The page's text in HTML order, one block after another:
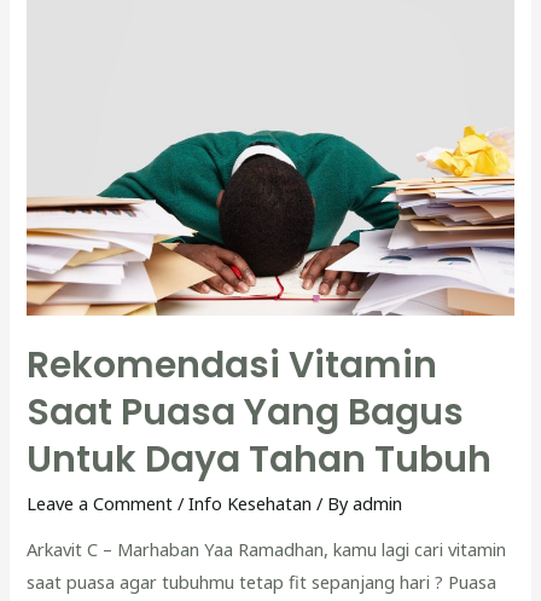
Bugar
Rekomendasi Vitamin
Saat Puasa Yang Bagus
Untuk Daya Tahan Tubuh
Leave a Comment /Info Kesehatan / Byadmin
Arkavit C – Marhaban Yaa Ramadhan, kamu lagi cari vitamin
saat puasa agar tubuhmu tetap fit sepanjang hari ? Puasa